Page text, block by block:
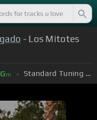
- Los Mitotes
Gm Standard Tuning (EADGBE)